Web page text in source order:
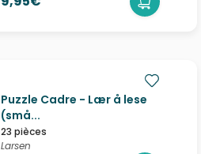
Puzzle Cadre - Lær å lese
(små...
23 pièces
Larsen